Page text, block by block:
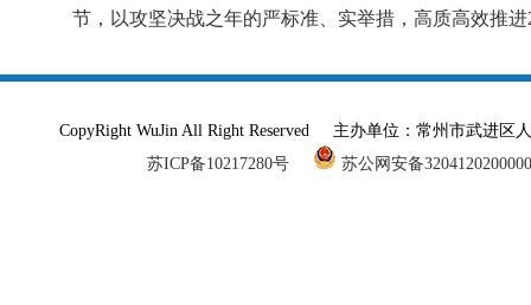
节，以攻坚决战之年的严标准、实举措，高质高效推
CopyRight WuJin All Right Reserved 主办单位：常州市武进
苏ICP备10217280号
苏公网安备